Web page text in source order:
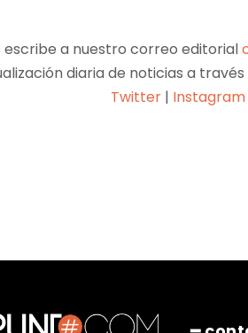
a nuestro correo editorial
diaria de noticias a
Twitter | Instagram